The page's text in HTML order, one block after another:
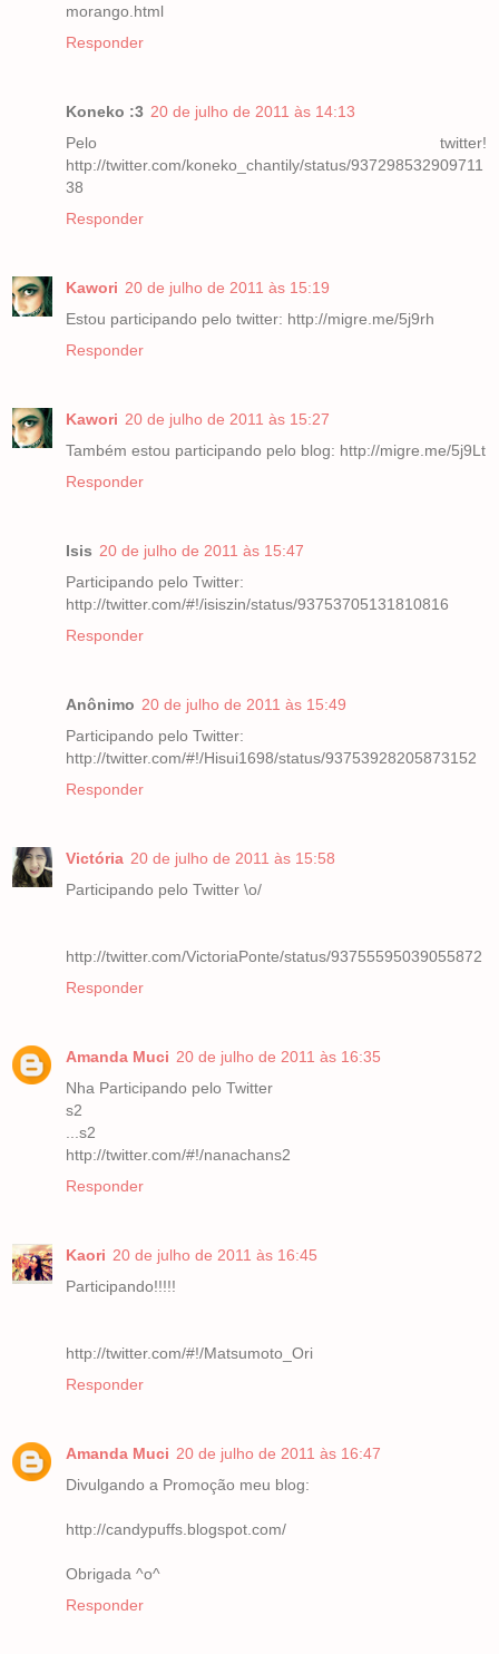
morango.html
Responder
Koneko :3 20 de julho de 2011 às 14:13
Pelo twitter!
http://twitter.com/koneko_chantily/status/937298532909711
38
Responder
Kawori 20 de julho de 2011 às 15:19
Estou participando pelo twitter: http://migre.me/5j9rh
Responder
Kawori 20 de julho de 2011 às 15:27
Também estou participando pelo blog: http://migre.me/5j9Lt
Responder
Isis 20 de julho de 2011 às 15:47
Participando pelo Twitter:
http://twitter.com/#!/isiszin/status/93753705131810816
Responder
Anônimo 20 de julho de 2011 às 15:49
Participando pelo Twitter:
http://twitter.com/#!/Hisui1698/status/93753928205873152
Responder
Victória 20 de julho de 2011 às 15:58
Participando pelo Twitter \o/
http://twitter.com/VictoriaPonte/status/93755595039055872
Responder
Amanda Muci 20 de julho de 2011 às 16:35
Nha Participando pelo Twitter
s2
...s2
http://twitter.com/#!/nanachans2
Responder
Kaori 20 de julho de 2011 às 16:45
Participando!!!!!
http://twitter.com/#!/Matsumoto_Ori
Responder
Amanda Muci 20 de julho de 2011 às 16:47
Divulgando a Promoção meu blog:
http://candypuffs.blogspot.com/
Obrigada ^o^
Responder